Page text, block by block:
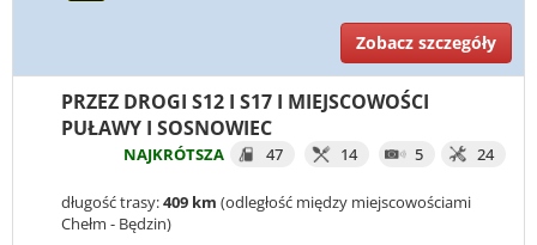
Zobacz szczegóły
PRZEZ DROGI S12 I S17 I MIEJSCOWOŚCI
PUŁAWY I SOSNOWIEC
NAJKRÓTSZA 47 14 5 24
długość trasy:409 km (odległość między miejscowościami
Chełm - Będzin)